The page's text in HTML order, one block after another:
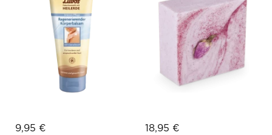
9,95 € 18,95 €